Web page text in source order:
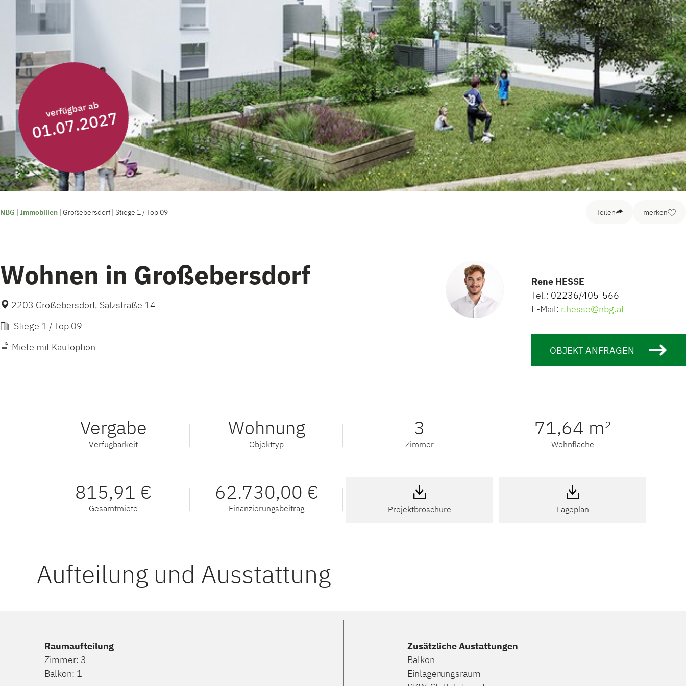
verfügbar ab
01.07.2027
NBG | Immobilien | Großebersdorf | Stiege 1 / Top 09 Teilen merken
Wohnen in Großebersdorf
2203 Großebersdorf, Salzstraße 14
Stiege 1 / Top 09
Miete mit Kaufoption
Rene HESSE
Tel.: 02236/405-566
E-Mail: r.hesse@nbg.at
OBJEKT ANFRAGEN
Vergabe
Verfügbarkeit
Wohnung
Objekttyp
3
Zimmer
71,64 m²
Wohnfläche
815,91 €
Gesamtmiete
62.730,00 €
Finanzierungsbeitrag Projektbroschüre Lageplan
Aufteilung und Ausstattung
Raumaufteilung
Zimmer: 3
Balkon: 1
Zusätzliche Austattungen
Balkon
Einlagerungsraum